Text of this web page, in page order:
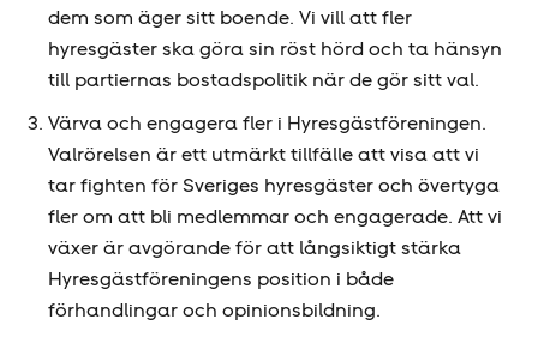
dem som äger sitt boende. Vi vill att fler
hyresgäster ska göra sin röst hörd och ta hänsyn
till partiernas bostadspolitik när de gör sitt val.
Värva och engagera fler i Hyresgäst­föreningen.
Valrörelsen är ett utmärkt tillfälle att visa att vi
tar fighten för Sveriges hyresgäster och övertyga
fler om att bli medlemmar och engagerade. Att vi
växer är avgörande för att långsiktigt stärka
Hyresgäst­föreningens position i både
förhandlingar och opinionsbildning.